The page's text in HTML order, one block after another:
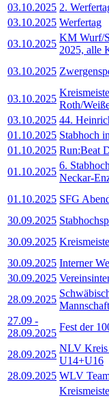
03.10.2025 2.
03.10.2025 Werfertag
03.10.2025
KM Wurf/
2025, alle
03.10.2025
03.10.2025
Roth/
03.10.2025 44.
01.10.2025 Stabhoch
01.10.2025 Run:Beat
01.10.2025
6.
Neckar-
01.10.2025 SFG
30.09.2025
30.09.2025
30.09.2025 Interner
30.09.2025
28.09.2025
27.09 -
28.09.2025
Fest der
28.09.2025
NLV Kreis
U14+U16
28.09.2025 WLV